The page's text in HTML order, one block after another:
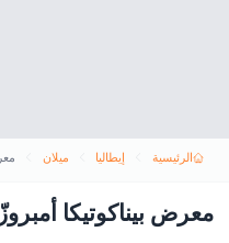
الرئيسية إيطاليا ميلان
معرض بيناكوتيكا